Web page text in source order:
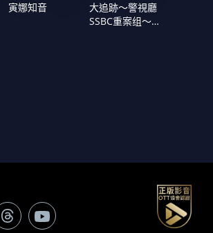
寅娜知音
大追跡〜警視廳
SSBC重案组〜